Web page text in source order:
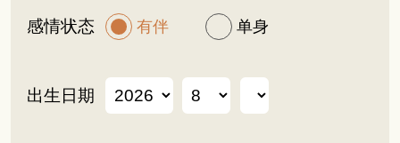
感情状态 有伴 单身
出生日期